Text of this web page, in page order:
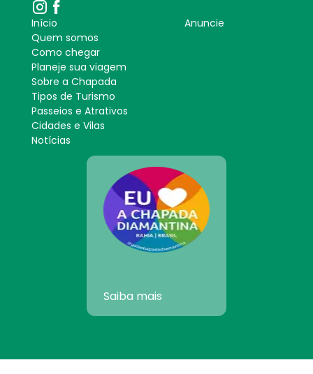
Início
Quem somos
Como chegar
Planeje sua viagem
Sobre a Chapada
Tipos de Turismo
Passeios e Atrativos
Cidades e Vilas
Notícias
Anuncie
Saiba mais